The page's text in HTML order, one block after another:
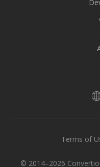
© 2014–2026
Terms of